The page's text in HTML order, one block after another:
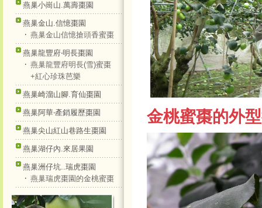
燕巢小崗山.萬壽棗園
燕巢金山.信憶棗園
‧ 燕巢金山信憶搶頭香蜜棗
燕巢龍豐府‧明長棗園
‧ 燕巢龍豐府明長(雪)蜜棗
+紅心珍珠芭樂
燕巢崎溜山腳.育仙棗園
燕巢阿華‧產銷履歷棗園
燕巢尖山紅山巷路生棗園
燕巢湖仔內.來居果園
燕巢洲仔坑..瑞虎棗園
‧ 燕巢瑞虎棗園的金桃蜜棗
金桃蜜棗的外